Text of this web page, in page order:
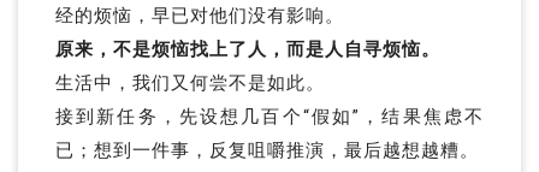
经的烦恼，早已对他们没有影响。
原来，不是烦恼找上了人，而是人自寻烦恼。
生活中，我们又何尝不是如此。
接到新任务，先设想几百个“假如”，结果焦虑不
已；想到一件事，反复咀嚼推演，最后越想越糟。